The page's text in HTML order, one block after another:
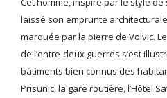
laissé son emprunte
marquée par la pierre de Volvic.
de l’entre-deux guerres s’est
bâtiments bien connus des
Prisunic, la gare routière, l’Hôtel